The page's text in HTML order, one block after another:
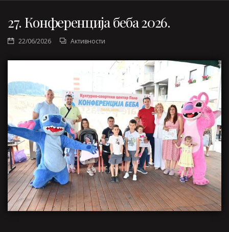
27. Конференција беба 2026.
22/06/2026 Активности